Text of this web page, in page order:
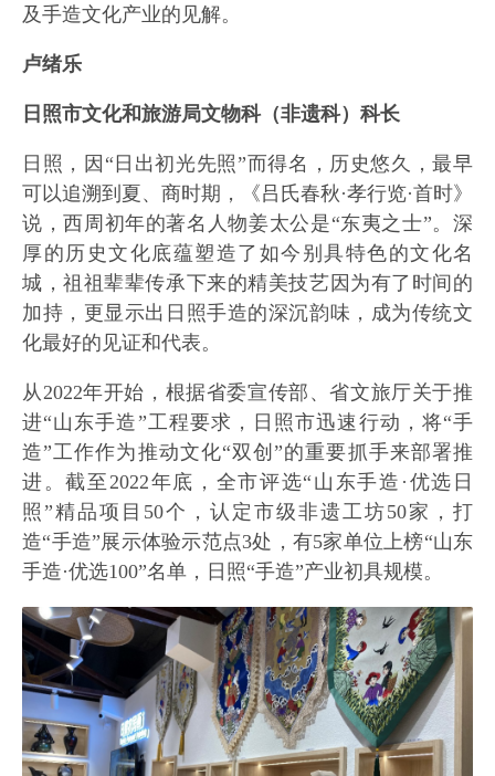
及手造文化产业的见解。
卢绪乐
日照市文化和旅游局文物科（非遗科）科长
日照，因“日出初光先照”而得名，历史悠久，最早
可以追溯到夏、商时期，《吕氏春秋·孝行览·首时》
说，西周初年的著名人物姜太公是“东夷之士”。深
厚的历史文化底蕴塑造了如今别具特色的文化名
城，祖祖辈辈传承下来的精美技艺因为有了时间的
加持，更显示出日照手造的深沉韵味，成为传统文
化最好的见证和代表。
从2022年开始，根据省委宣传部、省文旅厅关于推
进“山东手造”工程要求，日照市迅速行动，将“手
造”工作作为推动文化“双创”的重要抓手来部署推
进。截至2022年底，全市评选“山东手造·优选日
照”精品项目50个，认定市级非遗工坊50家，打
造“手造”展示体验示范点3处，有5家单位上榜“山东
手造·优选100”名单，日照“手造”产业初具规模。